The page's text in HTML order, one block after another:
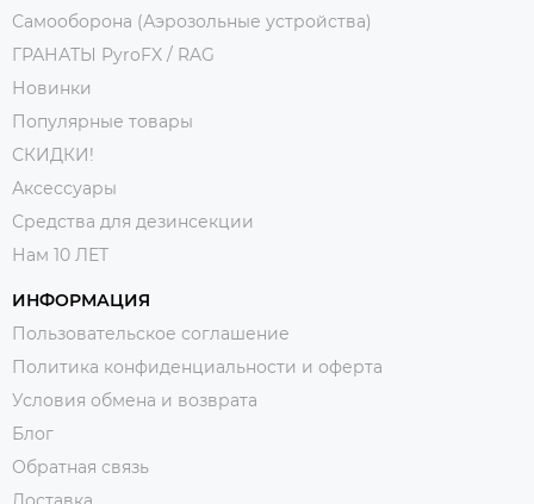
Самооборона (Аэрозольные устройства)
ГРАНАТЫ PyroFX / RAG
Новинки
Популярные товары
СКИДКИ!
Аксессуары
Средства для дезинсекции
Нам 10 ЛЕТ
ИНФОРМАЦИЯ
Пользовательское соглашение
Политика конфиденциальности и оферта
Условия обмена и возврата
Блог
Обратная связь